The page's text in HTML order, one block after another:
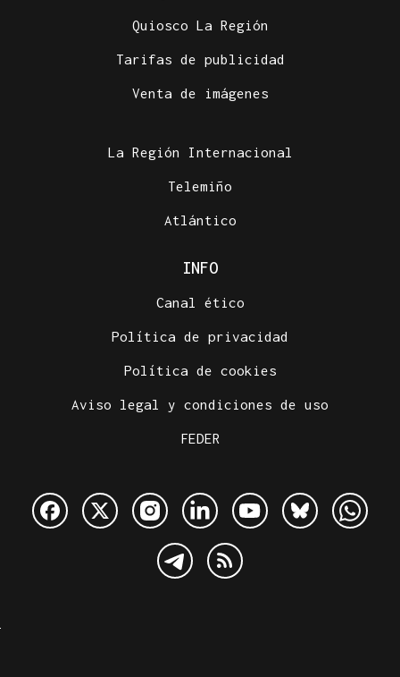
Un tiroteo escolar en Tailandia deja al menos 6
Quiosco La Región
Tarifas de publicidad
Venta de imágenes
La Región Internacional
Telemiño
Atlántico
INFO
Canal ético
Política de privacidad
Política de cookies
Aviso legal y condiciones de uso
FEDER